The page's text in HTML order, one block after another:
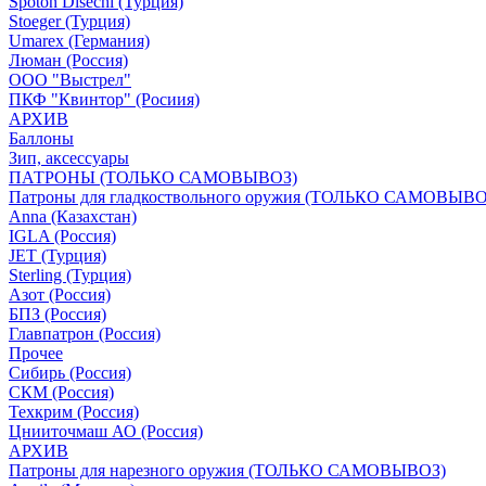
Stoeger (Турция)
Umarex (Германия)
Люман (Россия)
ООО "Выстрел"
ПКФ "Квинтор" (Росиия)
АРХИВ
Баллоны
Зип, аксессуары
ПАТРОНЫ (ТОЛЬКО САМОВЫВОЗ)
Патроны для гладкоствольного оружия (ТОЛЬКО
Anna (Казахстан)
IGLA (Россия)
JET (Турция)
Sterling (Турция)
Азот (Россия)
БПЗ (Россия)
Главпатрон (Россия)
Прочее
Сибирь (Россия)
СКМ (Россия)
Техкрим (Россия)
Цнииточмаш АО (Россия)
АРХИВ
Патроны для нарезного оружия (ТОЛЬКО САМОВЫВОЗ)